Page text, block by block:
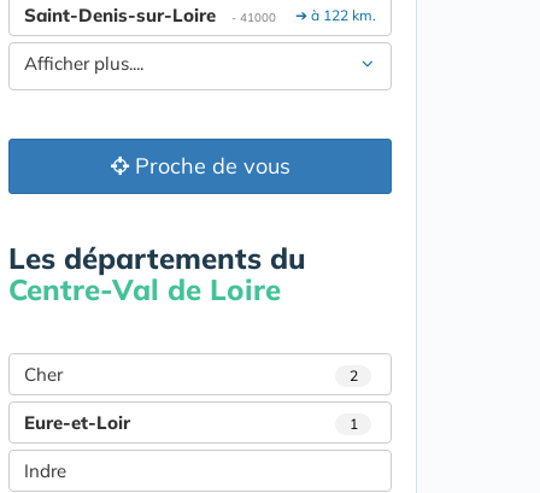
➔ à 122 km.
Saint-Denis-sur-Loire - 41000
Afficher plus....
Proche de vous
Les départements du
Centre-Val de Loire
Cher 2
Eure-et-Loir 1
Indre